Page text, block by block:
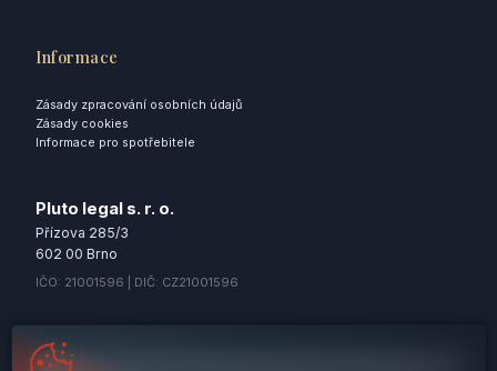
Informace
Zásady zpracování osobních údajů
Zásady cookies
Informace pro spotřebitele
Pluto legal s. r. o.
Přízova 285/3
602 00 Brno
IČO: 21001596 | DIČ: CZ21001596